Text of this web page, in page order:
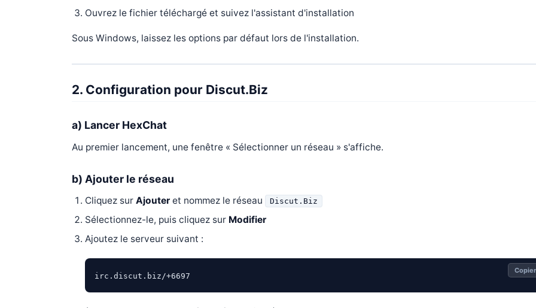
Ouvrez le fichier téléchargé et suivez l'assistant d'installation
Sous Windows, laissez les options par défaut lors de l'installation.
2. Configuration pour Discut.Biz
a) Lancer HexChat
Au premier lancement, une fenêtre « Sélectionner un réseau » s'affiche.
b) Ajouter le réseau
Cliquez sur Ajouter et nommez le réseau Discut.Biz
Sélectionnez-le, puis cliquez sur Modifier
Ajoutez le serveur suivant :
irc.discut.biz/+6697
Copier